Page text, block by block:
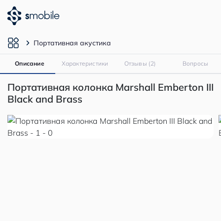
Портативная акустика
Описание Характеристики Отзывы (2) Вопросы
Портативная колонка Marshall Emberton III
Black and Brass